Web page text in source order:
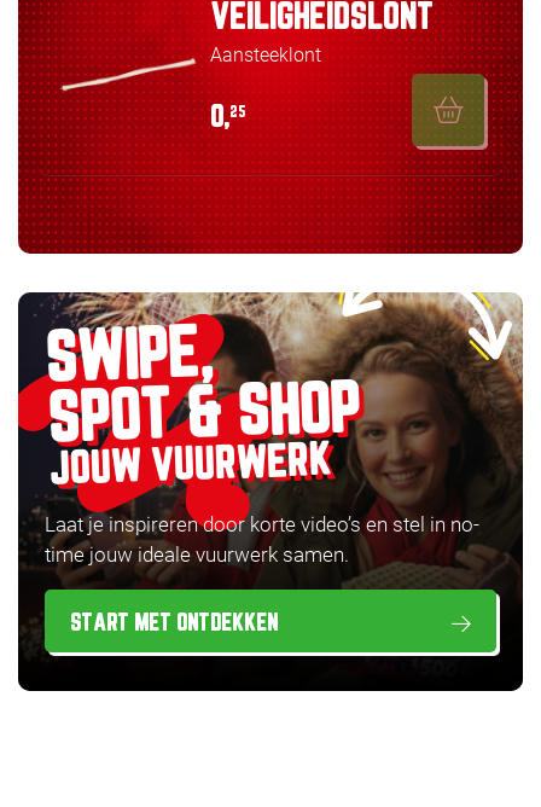
VEILIGHEIDSLONT
Aansteeklont
0,25
SWIPE,
SPOT & SHOP
JOUW VUURWERK
Laat je inspireren door korte video’s en stel in no-
time jouw ideale vuurwerk samen.
START MET ONTDEKKEN